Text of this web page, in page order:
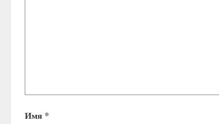
Имя *